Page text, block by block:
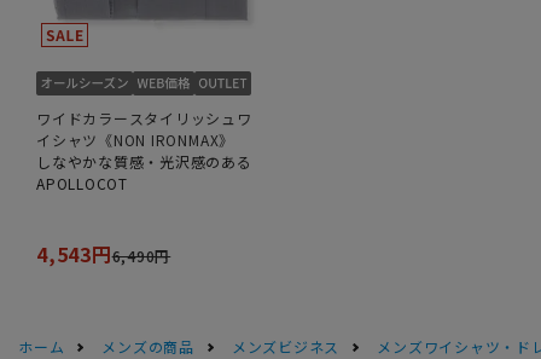
ワイドカラースタイリッシュワ
イシャツ《NON IRONMAX》
しなやかな質感・光沢感のある
APOLLOCOT
4,543円6,490円
ホーム メンズの商品 メンズビジネス
メンズワイシャツ・ド